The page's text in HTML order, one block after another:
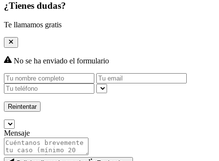
¿Tienes dudas?
Te llamamos gratis
No se ha enviado el formulario
Reintentar
Mensaje